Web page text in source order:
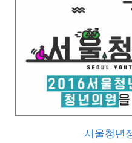
서울청년